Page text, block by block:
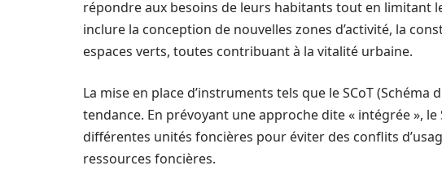
répondre aux besoins de leurs habitants tout en limitant
inclure la conception de nouvelles zones d’activité, la
espaces verts, toutes contribuant à la vitalité urbaine.
La mise en place d’instruments tels que le SCoT
tendance. En prévoyant une approche dite « intégrée »,
différentes unités foncières pour éviter des conflits
ressources foncières.